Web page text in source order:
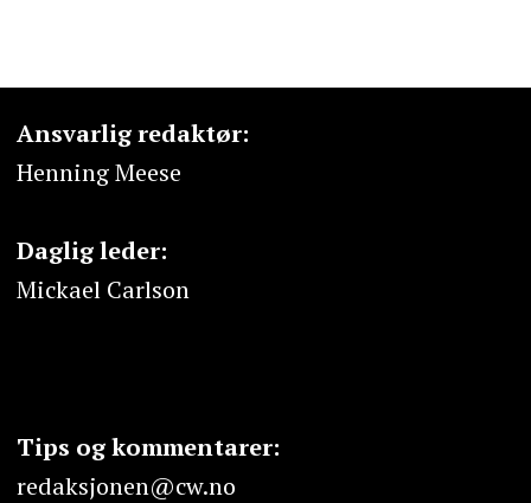
Ansvarlig redaktør:
Henning Meese
Daglig leder:
Mickael Carlson
Tips og kommentarer:
redaksjonen@cw.no